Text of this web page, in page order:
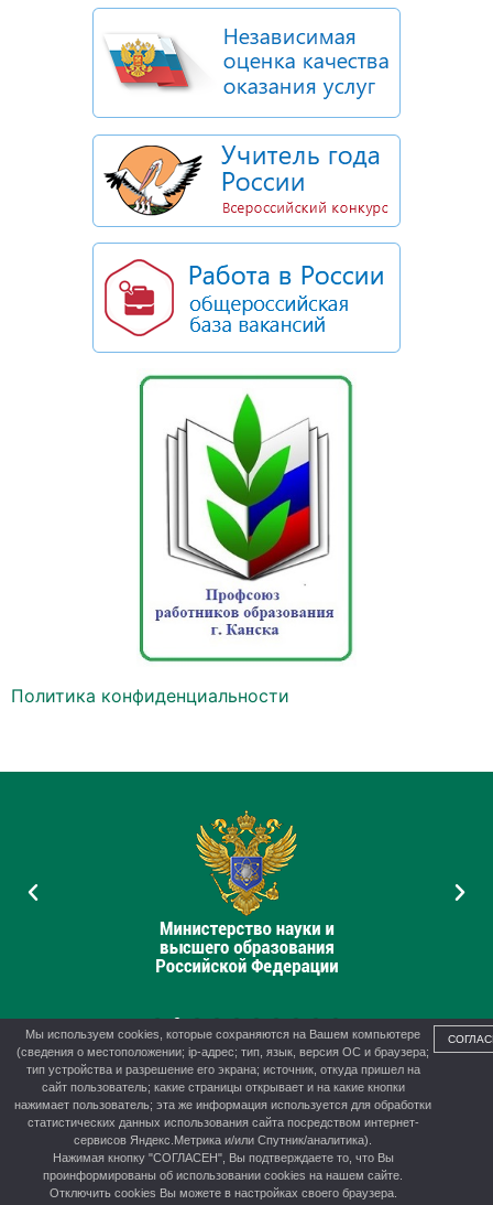
Политика конфиденциальности
© 2012-2026 г. Управление образования администрации г.
Канска
Мы используем cookies, которые сохраняются на Вашем компьютере
(сведения о местоположении; ip-адрес; тип, язык, версия ОС и браузера;
тип устройства и разрешение его экрана; источник, откуда пришел на
сайт пользователь; какие страницы открывает и на какие кнопки
нажимает пользователь; эта же информация используется для обработки
статистических данных использования сайта посредством интернет-
сервисов Яндекс.Метрика и/или Спутник/аналитика).
Нажимая кнопку "СОГЛАСЕН", Вы подтверждаете то, что Вы
проинформированы об использовании cookies на нашем сайте.
Отключить cookies Вы можете в настройках своего браузера.